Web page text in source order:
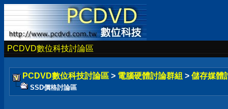
PCDVD數位科技討論區
PCDVD數位科技討論區 > 電腦硬體討論群組 > 儲存媒體
SSD價格討論區